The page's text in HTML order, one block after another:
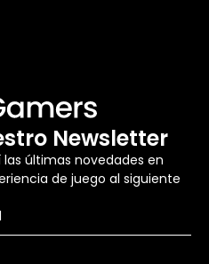
Newsletter
últimas novedades en
de juego al siguiente